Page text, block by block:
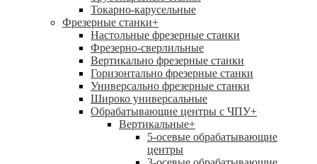
Токарно-карусельные
Фрезерные станки+
Настольные фрезерные станки
Фрезерно-сверлильные
Вертикально фрезерные станки
Горизонтально фрезерные станки
Универсально фрезерные станки
Широко универсальные
Обрабатывающие центры с ЧПУ+
Вертикальные+
5-осевые обрабатывающие
центры